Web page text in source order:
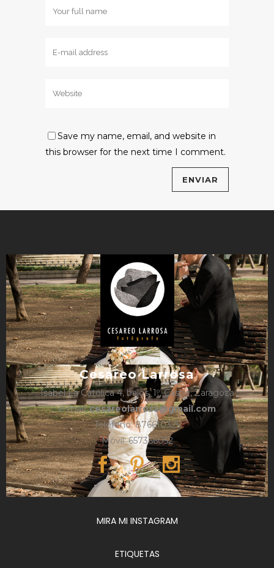
Save my name, email, and website in
this browser for the next time I comment.
Cesareo Larrosa
Isabel La Católica 4, bajos, 1º, Caspe, Zaragoza
e-mail:cesareolarrosa@gmail.com
Teléfono: 876610325
Móvil: 657366052
MIRA MI INSTAGRAM
ETIQUETAS